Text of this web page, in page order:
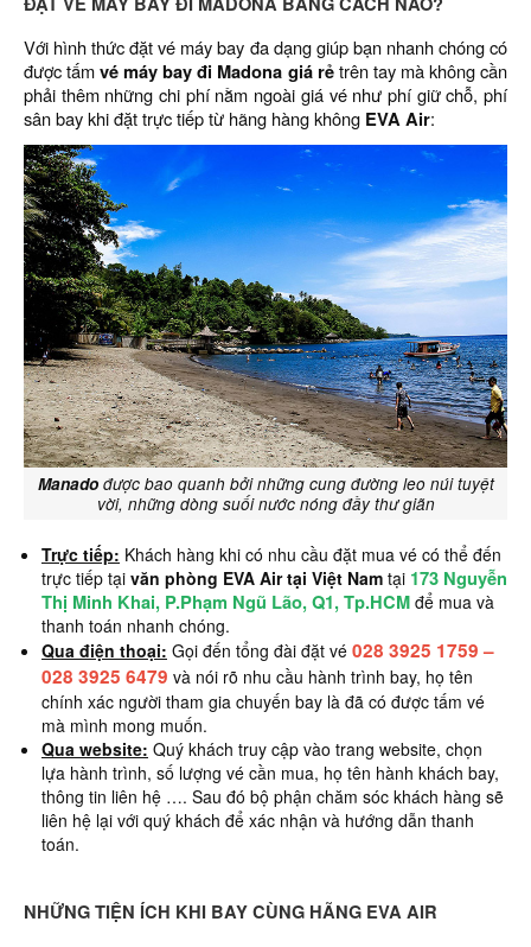
Với hình thức đặt vé máy bay đa dạng giúp bạn nhanh chóng có
được tấmvé máy bay đi Madona giá rẻtrên tay mà không cần
phải thêm những chi phí nằm ngoài giá vé như phí giữ chỗ, phí
sân bay khi đặt trực tiếp từ hãng hàng không EVA Air:
Manadođược bao quanh bởi những cung đường leo núi tuyệt
vời, những dòng suối nước nóng đầy thư giãn
Trực tiếp: Khách hàng khi có nhu cầu đặt mua vé có thể đến
trực tiếp tại văn phòng EVA Air tại Việt Nam tại 173 Nguyễn
Thị Minh Khai, P.Phạm Ngũ Lão, Q1, Tp.HCM để mua và
thanh toán nhanh chóng.
Qua điện thoại: Gọi đến tổng đài đặt vé 028 3925 1759 –
028 3925 6479 và nói rõ nhu cầu hành trình bay, họ tên
chính xác người tham gia chuyến bay là đã có được tấm vé
mà mình mong muốn.
Qua website: Quý khách truy cập vào trang website, chọn
lựa hành trình, số lượng vé cần mua, họ tên hành khách bay,
thông tin liên hệ …. Sau đó bộ phận chăm sóc khách hàng sẽ
liên hệ lại với quý khách để xác nhận và hướng dẫn thanh
toán.
NHỮNG TIỆN ÍCH KHI BAY CÙNG HÃNG EVA AIR